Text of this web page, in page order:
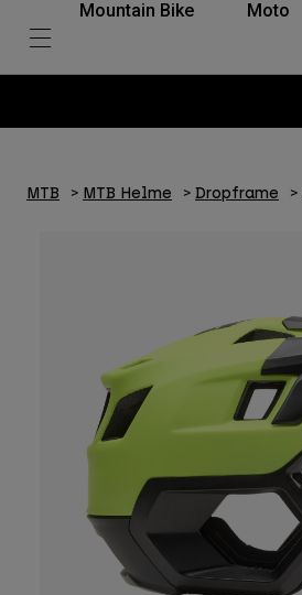
Mountain Bike Moto
MTB MTB Helme Dropframe